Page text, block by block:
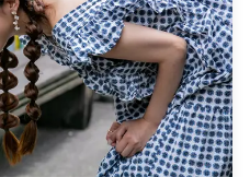
ด็กจะต้องมาพร้อมกับผู้ใหญ่ ・
ฉพาะผู้เข้าร่วมที่มีอายุ 20 ปีขึ้น
ด้ตามกฎหมายในญี่ปุ่น) ・โปรด
าก Holiday Travel ดังนั้นเรา
ปราศจากสารก่อภูมิแพ้หรือ
นบันเทิงยามค่ำคืนหลัก ซึ่งเต็ม
าร์ นักท่องเที่ยวสามารถ